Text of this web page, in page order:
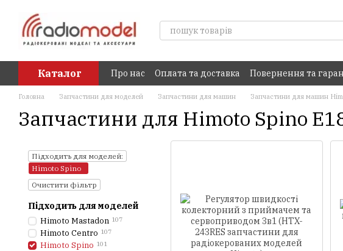
Каталог Про нас Оплата та доставка Повернення та
Головна Запчастини для моделей Запчастини для машин Запчастини для машин
Запчастини для Himoto Spino
Підходить для моделей:
Himoto Spino
Очистити фільтр
Підходить для моделей
Himoto Mastadon 107
Himoto Centro 107
Himoto Spino 101